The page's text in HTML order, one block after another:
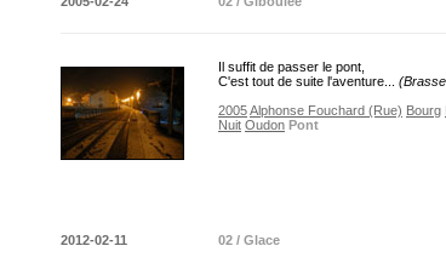
Il suffit de passer le pont,
C'est tout de suite l'aventure...
2005Alphonse Fouchard (Rue) Bourg
Nuit Oudon Pont
2012-02-11
02 / Glace